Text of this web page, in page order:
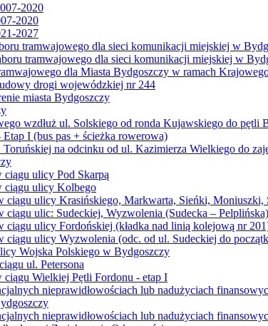
2020
2020
2027
tramwajowego dla sieci komunikacji miejskiej w
tramwajowego dla sieci komunikacji miejskiej w
dla Miasta Bydgoszczy w ramach
drogi wojewódzkiej nr 244
miasta Bydgoszczy
wzdłuż ul. Solskiego od ronda Kujawskiego do pętli
I (bus pas + ścieżka rowerowa)
na odcinku od ul. Kazimierza Wielkiego do
ulicy Pod Skarpą
ciągu ulicy Kolbego
ulicy Krasińskiego, Markwarta, Sieńki,
ulic: Sudeckiej, Wyzwolenia (Sudecka –
ulicy Fordońskiej (kładka nad linią kolejową nr
ulicy Wyzwolenia (odc. od ul. Sudeckiej do
Wojska Polskiego w Bydgoszczy
ul. Petersona
Wielkiej Pętli Fordonu - etap I
nieprawidłowościach lub nadużyciach
nieprawidłowościach lub nadużyciach